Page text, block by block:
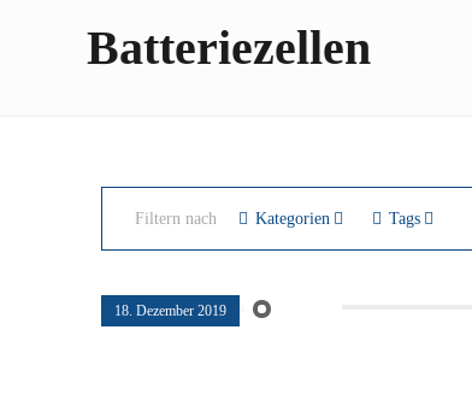
Batteriezellen
Filtern nach Kategorien Tags
18. Dezember 2019